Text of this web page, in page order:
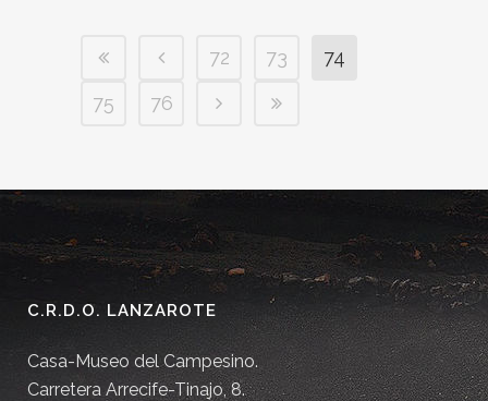
72 73
74
75
76
C.R.D.O. LANZAROTE
Casa-Museo del Campesino.
Carretera Arrecife-Tinajo, 8.